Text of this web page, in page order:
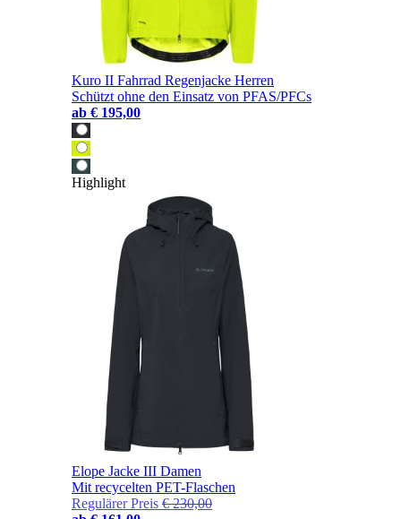
Kuro II Fahrrad Regenjacke Herren
Schützt ohne den Einsatz von PFAS/PFCs
ab € 195,00
Highlight
Elope Jacke III Damen
Mit recycelten PET-Flaschen
Regulärer Preis € 230,00